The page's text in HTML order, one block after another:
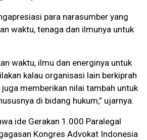
para narasumber yang
waktu, tenaga dan ilmunya untuk
waktu, ilmu dan energinya untuk
kalau organisasi lain berkiprah
juga memberikan nilai tambah untuk
di bidang hukum,” ujarnya.
ide Gerakan 1.000 Paralegal
Kongres Advokat Indonesia